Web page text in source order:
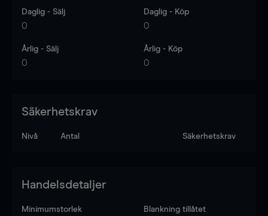
Daglig - Sälj
0
Daglig - Köp
0
Årlig - Sälj
0
Årlig - Köp
0
Säkerhetskrav
Nivå Antal Säkerhetskrav
Handelsdetaljer
Minimumstorlek Blankning tillåtet